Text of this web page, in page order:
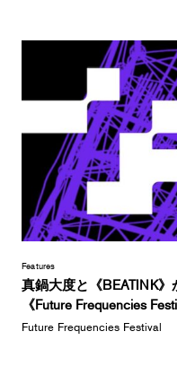
Features
真鍋大度と《BEATINK
《Future Frequencies
Future Frequencies Festival